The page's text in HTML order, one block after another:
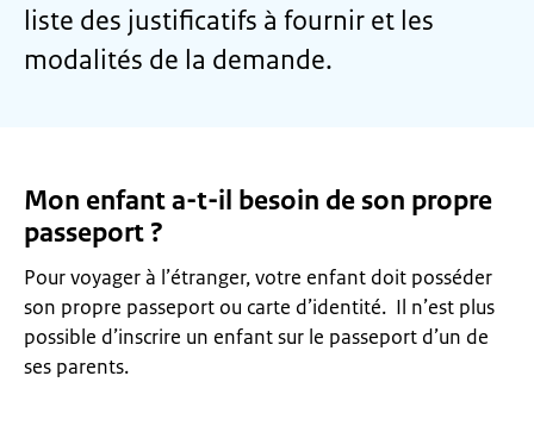
liste des justificatifs à fournir et les
modalités de la demande.
Mon enfant a-t-il besoin de son propre
passeport ?
Pour voyager à l’étranger, votre enfant doit posséder
son propre passeport ou carte d’identité. Il n’est plus
possible d’inscrire un enfant sur le passeport d’un de
ses parents.